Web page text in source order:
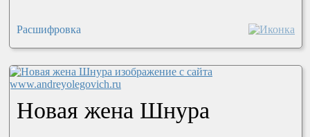
Расшифровка
Новая жена Шнура